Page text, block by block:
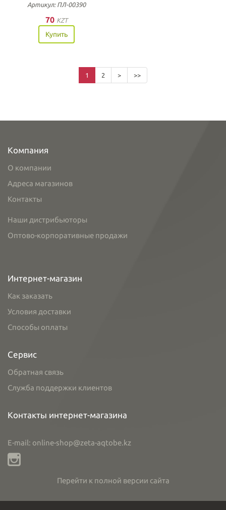
Артикул: ПЛ-00390
70 KZT
Купить
1 2 > >>
Компания
О компании
Адреса магазинов
Контакты
Наши дистрибьюторы
Оптово-корпоративные продажи
Интернет-магазин
Как заказать
Условия доставки
Способы оплаты
Сервис
Обратная связь
Служба поддержки клиентов
Контакты интернет-магазина
E-mail: online-shop@zeta-aqtobe.kz
Перейти к полной версии сайта